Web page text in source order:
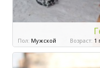
Пол: Мужской Возраст: 1